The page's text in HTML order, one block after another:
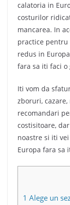
calatoria in
costurilor
mancarea. In
practice
redus in
fara sa iti faci
Iti vom da
zboruri,
recomandari
costisitoare,
noastre si iti
Europa fara
1 Alege un